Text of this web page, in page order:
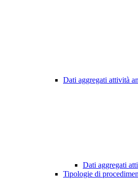
Dati aggregati attività
Dati aggregati
Tipologie di